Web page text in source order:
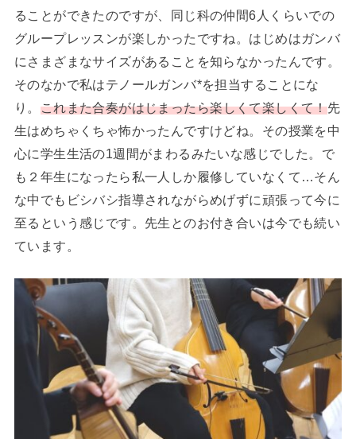
ることができたのですが、同じ科の仲間6人くらいでの
グループレッスンが楽しかったですね。はじめはガンバ
にさまざまなサイズがあることを知らなかったんです。
そのなかで私はテノールガンバ*を担当することにな
り。 これまた合奏がはじまったら楽しくて楽しくて！先
生はめちゃくちゃ怖かったんですけどね。その授業を中
心に学生生活の1週間がまわるみたいな感じでした。で
も２年生になったら私一人しか履修していなくて…そん
な中でもビシバシ指導されながらめげずに頑張って今に
至るという感じです。先生とのお付き合いは今でも続い
ています。